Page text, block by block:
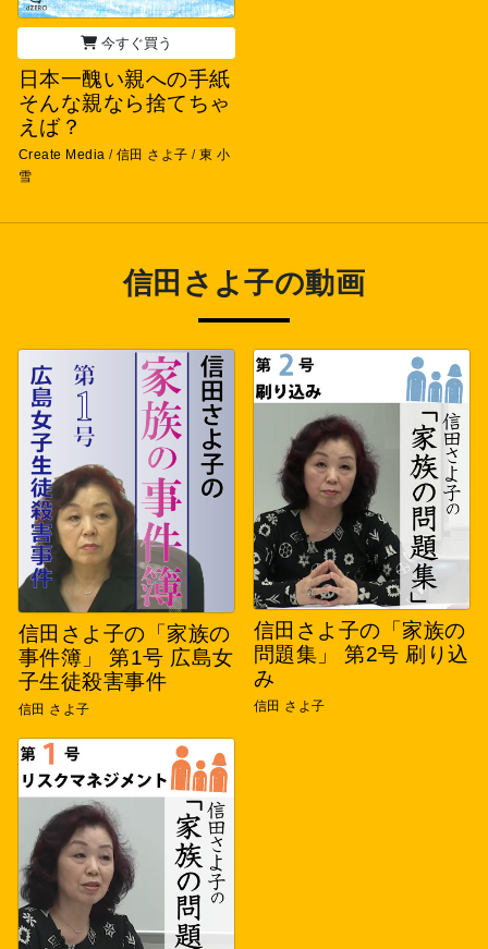
今すぐ買う
日本一醜い親への手紙
そんな親なら捨てちゃ
えば？
Create Media / 信田 さよ子 / 東 小
雪
信田さよ子の動画
信田さよ子の「家族の
事件簿」 第1号 広島女
子生徒殺害事件
信田 さよ子
信田さよ子の「家族の
問題集」 第2号 刷り込
み
信田 さよ子